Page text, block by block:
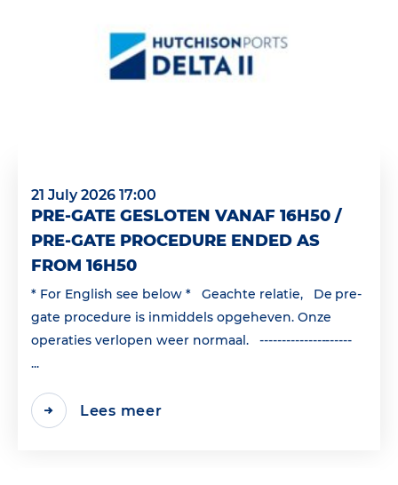
21 July 2026 17:00
PRE-GATE GESLOTEN VANAF 16H50 /
PRE-GATE PROCEDURE ENDED AS
FROM 16H50
* For English see below * Geachte relatie, De pre-
gate procedure is inmiddels opgeheven. Onze
operaties verlopen weer normaal. ---------------------
...
Lees meer